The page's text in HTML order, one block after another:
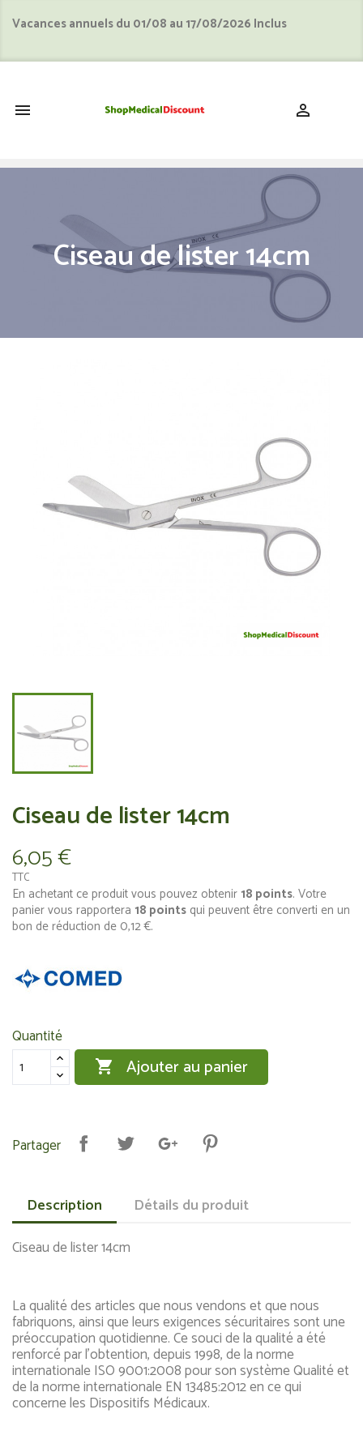
Vacances annuels du 01/08 au 17/08/2026 Inclus
 
Ciseau de lister 14cm
Ciseau de lister 14cm
6,05 €
TTC
En achetant ce produit vous pouvez obtenir18 points. Votre
panier vous rapportera 18 points qui peuvent être converti en un
bon de réduction de 0,12 €.
Quantité
 Ajouter au panier
Partager
Description Détails du produit
Ciseau de lister 14cm
La qualité des articles que nous vendons et que nous
fabriquons, ainsi que leurs exigences sécuritaires sont une
préoccupation quotidienne. Ce souci de la qualité a été
renforcé par l'obtention, depuis 1998, de la norme
internationale ISO 9001:2008 pour son système Qualité et
de la norme internationale EN 13485:2012 en ce qui
concerne les Dispositifs Médicaux.